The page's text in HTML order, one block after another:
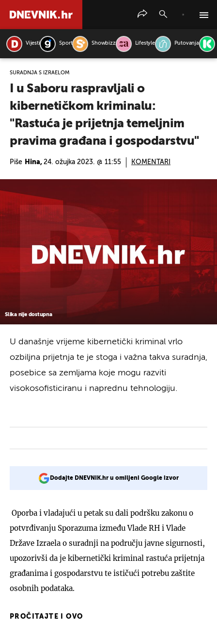
Vijesti Sport Showbizz Lifestyle Putovanja
SURADNJA S IZRAELOM
I u Saboru raspravljali o
kibernetičkom kriminalu:
"Rastuća je prijetnja temeljnim
pravima građana i gospodarstvu"
Piše Hina, 24. ožujka 2023. @ 11:55 KOMENTARI
Slika nije dostupna
U današnje vrijeme kibernetički kriminal vrlo
ozbiljna prijetnja te je stoga i važna takva suradnja,
posebice sa zemljama koje mogu razviti
visokosofisticiranu i naprednu tehnologiju.
Dodajte DNEVNIK.hr u omiljeni Google izvor
Oporba i vladajući u petak su dali podršku zakonu o
potvrđivanju Sporazuma između Vlade RH i Vlade
Države Izraela o suradnji na području javne sigurnosti,
upozorivši da je kibernetički kriminal rastuća prijetnja
građanima i gospodarstvu te ističući potrebu zaštite
osobnih podataka.
PROČITAJTE I OVO
PRETRAŽITE VIJESTI